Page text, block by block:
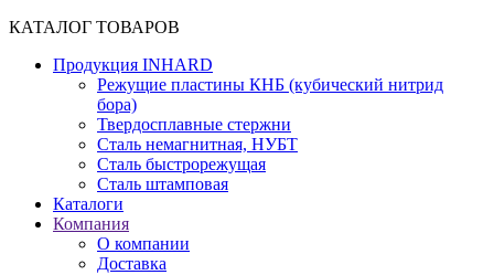
КАТАЛОГ ТОВАРОВ
Продукция INHARD
Режущие пластины КНБ (кубический нитрид
бора)
Твердосплавные стержни
Сталь немагнитная, НУБТ
Сталь быстрорежущая
Сталь штамповая
Каталоги
Компания
О компании
Доставка